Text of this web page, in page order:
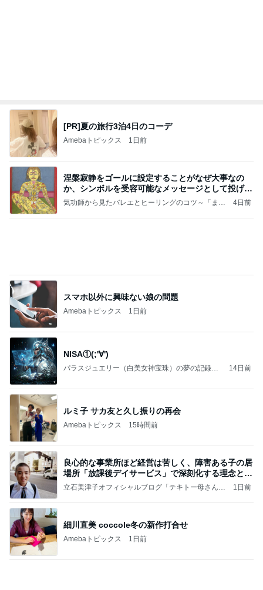
[PR]夏の旅行3泊4日のコーデ
Amebaトピックス 1日前
涅槃寂静をゴールに設定することがなぜ大事なの
か、シンボルを受容可能なメッセージとして投げる
ことが
気功師から見たバレエとヒーリングのコツ～「まと
4日前
スマホ以外に興味ない娘の問題
Amebaトピックス 1日前
NISA①(;'∀')
パラスジュエリー（白美女神宝珠）の夢の記録
14日前
ルミ子 サカ友と久し振りの再会
Amebaトピックス 15時間前
良心的な事業所ほど経営は苦しく、障害ある子の居
場所「放課後デイサービス」で深刻化する理念と現
実の
立石美津子オフィシャルブログ「テキトー母さんの
1日前
細川直美 coccole冬の新作打合せ
Amebaトピックス 1日前